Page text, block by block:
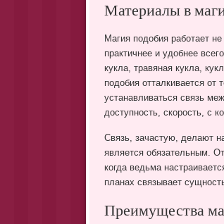
Материалы в
Магия подобия работает
практичнее и удобнее
кукла, травяная кукла,
подобия отталкивается от
устанавливаться связь
доступность, скорость, с
Связь, зачастую, делают
является обязательным.
когда ведьма
планах связывает
Преимущества